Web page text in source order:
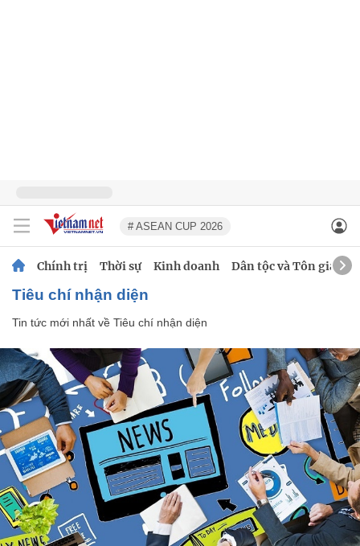
# ASEAN CUP 2026
Chính trị Thời sự Kinh doanh Dân tộc và Tôn giáo
Tiêu chí nhận diện
Tin tức mới nhất về Tiêu chí nhận diện